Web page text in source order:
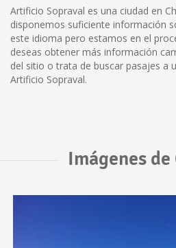
Artificio Sopraval es una ciudad en
disponemos suficiente información
este idioma pero estamos en el
deseas obtener más información
del sitio o trata de buscar pasajes a
Artificio Sopraval.
Imágenes